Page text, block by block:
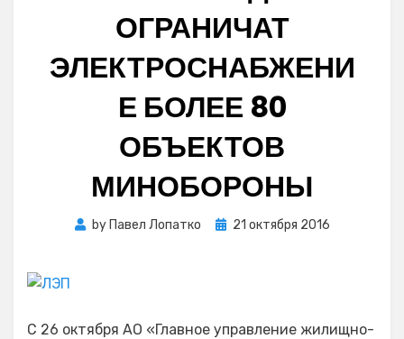
ОГРАНИЧАТ
ЭЛЕКТРОСНАБЖЕНИ
Е БОЛЕЕ 80
ОБЪЕКТОВ
МИНОБОРОНЫ
by Павел Лопатко
Posted
21 октября 2016
С 26 октября АО «Главное управление жилищно-